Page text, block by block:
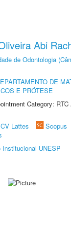
Abi
de Odontologia
DE
E PRÓTESE
Category:
CV Lattes
Scopus
Institucional UNESP